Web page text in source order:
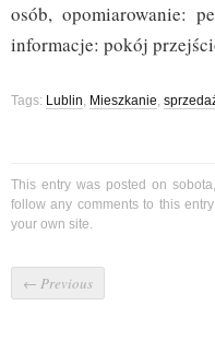
osób, opomiarowanie:
informacje: pokój
Tags: Lublin, Mieszkanie,
This entry was posted on
follow any comments to this
your own site.
← Previous